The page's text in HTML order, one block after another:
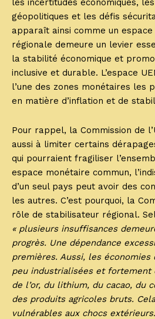
les incertitudes économiques,
géopolitiques et les défis
apparaît ainsi comme un
régionale demeure un levier
la stabilité économique et
inclusive et durable. L’espace
l’une des zones monétaires les
en matière d’inflation et de
Pour rappel, la Commission de
aussi à limiter certains
qui pourraient fragiliser
espace monétaire commun,
d’un seul pays peut avoir des
les autres. C’est pourquoi, la
rôle de stabilisateur régional.
« plusieurs insuffisances
progrès. Une dépendance
premières. Aussi, les économies
peu industrialisées et fortement
de l’or, ⁠du lithium, du cacao, du
des produits agricoles bruts.
vulnérables aux chocs